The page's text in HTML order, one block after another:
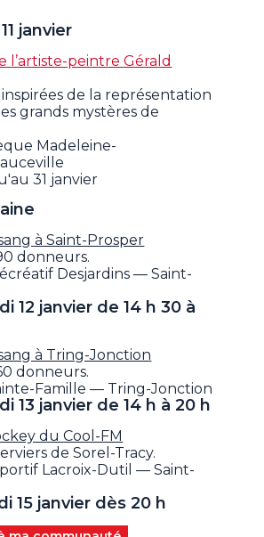
janvier
l’artiste-peintre Gérald
de la représentation
grands mystères de
Madeleine-
31 janvier
à Saint-Prosper
donneurs.
Desjardins — Saint-
12 janvier de 14 h 30 à
à Tring-Jonction
donneurs.
Famille — Tring-Jonction
13 janvier de 14 h à 20 h
du Cool-FM
de Sorel-Tracy.
Lacroix-Dutil — Saint-
15 janvier dès 20 h